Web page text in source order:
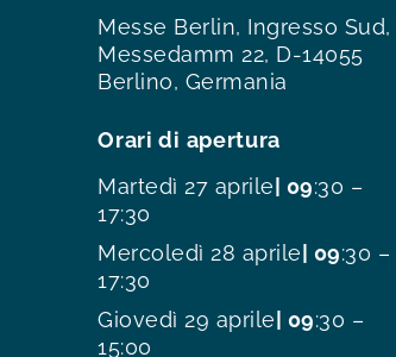
Messe Berlin, Ingresso Sud,
Messedamm 22, D-14055
Berlino, Germania
Orari di apertura
Martedì 27 aprile | 09:30 –
17:30
Mercoledì 28 aprile | 09:30 –
17:30
Giovedì 29 aprile | 09:30 –
15:00